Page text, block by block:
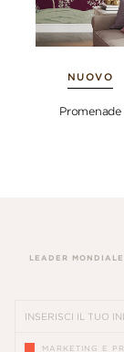
NUOVO
Promenade
LEADER
MARKETING E